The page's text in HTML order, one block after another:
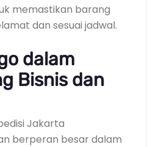
memastikan barang
dan sesuai jadwal.
dalam
Bisnis dan
Jakarta
berperan besar dalam